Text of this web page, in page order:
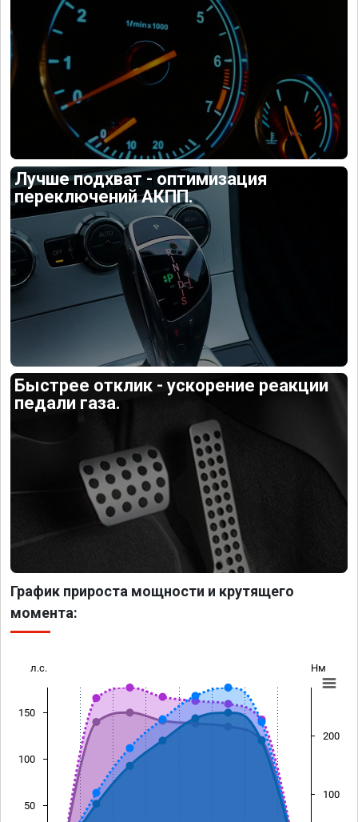
Лучше подхват - оптимизация
переключений АКПП.
Быстрее отклик - ускорение реакции
педали газа.
График прироста мощности и крутящего
момента:
л.с. Нм
50
100
150
100
200